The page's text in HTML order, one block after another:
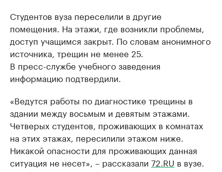
Студентов вуза переселили в другие
помещения. На этажи, где возникли проблемы,
доступ учащимся закрыт. По словам анонимного
источника, трещин не менее 25.
В пресс-службе учебного заведения
информацию подтвердили.
«Ведутся работы по диагностике трещины в
здании между восьмым и девятым этажами.
Четверых студентов, проживающих в комнатах
на этих этажах, пересилили этажом ниже.
Никакой опасности для проживающих данная
ситуация не несет», – рассказали 72.RU в вузе.